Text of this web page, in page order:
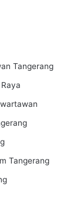
Tangerang
Tangerang